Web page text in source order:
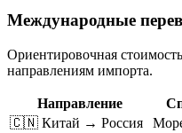
Международные
Ориентировочная
направлениям импорта.
Направление
🇨🇳 Китай → Россия